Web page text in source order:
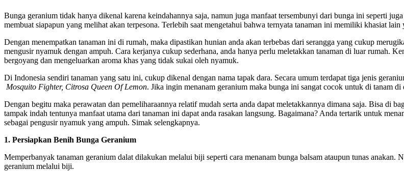
Bunga geranium tidak hanya dikenal karena keindahannya saja, namun juga manfaat tersembunyi dari bunga ini seperti
membuat siapapun yang melihat akan terpesona. Terlebih saat mengetahui bahwa ternyata tanaman ini memiliki khasiat
Dengan menempatkan tanaman ini di rumah, maka dipastikan hunian anda akan terbebas dari serangga yang cukup
mengusir nyamuk dengan ampuh. Cara kerjanya cukup sederhana, anda hanya perlu meletakkan tanaman di luar rumah.
bergoyang dan mengeluarkan aroma khas yang tidak sukai oleh nyamuk.
Di Indonesia sendiri tanaman yang satu ini, cukup dikenal dengan nama tapak dara. Secara umum terdapat tiga jenis
Mosquito Fighter, Citrosa Queen Of Lemon. Jika ingin menanam geranium maka bunga ini sangat cocok untuk di tanam
Dengan begitu maka perawatan dan pemeliharaannya relatif mudah serta anda dapat meletakkannya dimana saja. Bisa di
tampak indah tentunya manfaat utama dari tanaman ini dapat anda rasakan langsung. Bagaimana? Anda tertarik untuk
sebagai pengusir nyamuk yang ampuh. Simak selengkapnya.
1. Persiapkan Benih Bunga Geranium
Memperbanyak tanaman geranium dalat dilakukan melalui biji seperti cara menanam bunga balsam ataupun tunas
geranium melalui biji.